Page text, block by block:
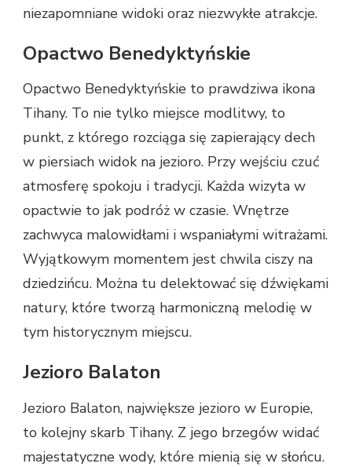
niezapomniane widoki oraz niezwykłe atrakcje.
Opactwo Benedyktyńskie
Opactwo Benedyktyńskie to prawdziwa ikona
Tihany. To nie tylko miejsce modlitwy, to
punkt, z którego rozciąga się zapierający dech
w piersiach widok na jezioro. Przy wejściu czuć
atmosferę spokoju i tradycji. Każda wizyta w
opactwie to jak podróż w czasie. Wnętrze
zachwyca malowidłami i wspaniałymi witrażami.
Wyjątkowym momentem jest chwila ciszy na
dziedzińcu. Można tu delektować się dźwiękami
natury, które tworzą harmoniczną melodię w
tym historycznym miejscu.
Jezioro Balaton
Jezioro Balaton, największe jezioro w Europie,
to kolejny skarb Tihany. Z jego brzegów widać
majestatyczne wody, które mienią się w słońcu.